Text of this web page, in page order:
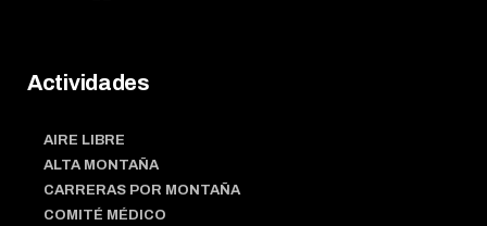
Actividades
AIRE LIBRE
ALTA MONTAÑA
CARRERAS POR MONTAÑA
COMITÉ MÉDICO